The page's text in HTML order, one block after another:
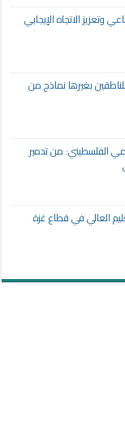
وتعزيز الاتجاه الإيجابي
بغيرها نماذج من
التعليمي الفلسطيني: من تدمير
العالي في قطاع غزة